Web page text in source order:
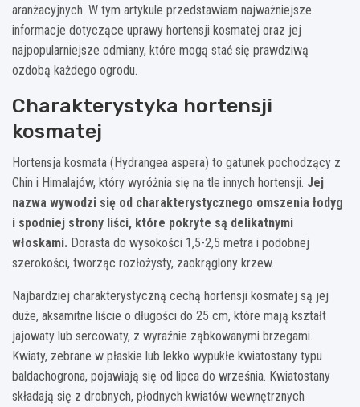
aranżacyjnych. W tym artykule przedstawiam najważniejsze
informacje dotyczące uprawy hortensji kosmatej oraz jej
najpopularniejsze odmiany, które mogą stać się prawdziwą
ozdobą każdego ogrodu.
Charakterystyka hortensji
kosmatej
Hortensja kosmata (Hydrangea aspera) to gatunek pochodzący z
Chin i Himalajów, który wyróżnia się na tle innych hortensji. Jej
nazwa wywodzi się od charakterystycznego omszenia łodyg
i spodniej strony liści, które pokryte są delikatnymi
włoskami. Dorasta do wysokości 1,5-2,5 metra i podobnej
szerokości, tworząc rozłożysty, zaokrąglony krzew.
Najbardziej charakterystyczną cechą hortensji kosmatej są jej
duże, aksamitne liście o długości do 25 cm, które mają kształt
jajowaty lub sercowaty, z wyraźnie ząbkowanymi brzegami.
Kwiaty, zebrane w płaskie lub lekko wypukłe kwiatostany typu
baldachogrona, pojawiają się od lipca do września. Kwiatostany
składają się z drobnych, płodnych kwiatów wewnętrznych